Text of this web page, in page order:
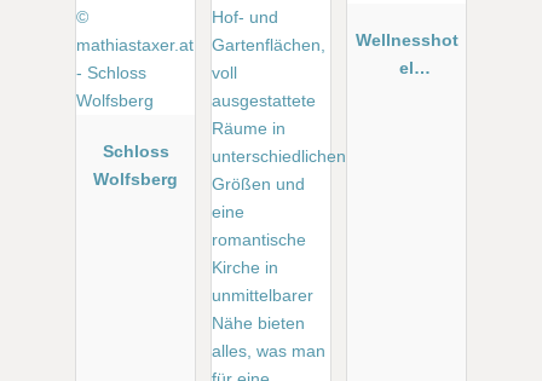
Schloss
Wolfsberg
Wellnesshot
el